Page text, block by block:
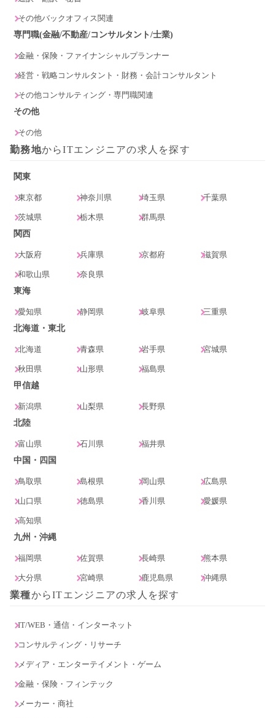
その他バックオフィス関連
専門職(金融/不動産/コンサルタント/士業)
金融・保険・ファイナンシャルプランナー
経営・戦略コンサルタント・財務・会計コンサルタント
その他コンサルティング・専門職関連
その他
その他
勤務地からITエンジニアの求人を探す
関東
東京都 神奈川県 埼玉県 千葉県
茨城県 栃木県
群馬県
関西
大阪府 兵庫県 京都府 滋賀県
和歌山県
奈良県
東海
愛知県 静岡県 岐阜県
三重県
北海道・東北
北海道 青森県 岩手県 宮城県
秋田県 山形県
福島県
甲信越
新潟県 山梨県
長野県
北陸
富山県 石川県
福井県
中国・四国
鳥取県 島根県 岡山県 広島県
山口県 徳島県 香川県 愛媛県
高知県
九州・沖縄
福岡県 佐賀県 長崎県 熊本県
大分県 宮崎県 鹿児島県 沖縄県
業種からITエンジニアの求人を探す
IT/WEB・通信・インターネット
コンサルティング・リサーチ
メディア・エンターテイメント・ゲーム
金融・保険・フィンテック
メーカー・商社